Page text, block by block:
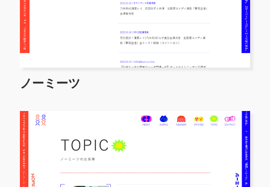
ノーミーツ